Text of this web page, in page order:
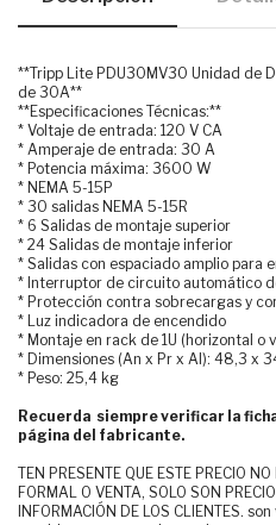
**Tripp Lite PDU30MV30 Unidad de
de 30A**
**Especificaciones Técnicas:**
* Voltaje de entrada: 120 V CA
* Amperaje de entrada: 30 A
* Potencia máxima: 3600 W
* NEMA 5-15P
* 30 salidas NEMA 5-15R
* 6 Salidas de montaje superior
* 24 Salidas de montaje inferior
* Salidas con espaciado amplio para
* Interruptor de circuito automático
* Protección contra sobrecargas y
* Luz indicadora de encendido
* Montaje en rack de 1U (horizontal o
* Dimensiones (An x Pr x Al): 48,3 x
* Peso: 25,4 kg
Recuerda siempre verificar la
página del fabricante.
TEN PRESENTE QUE ESTE PRECIO
FORMAL O VENTA, SOLO SON
INFORMACIÓN DE LOS CLIENTES.